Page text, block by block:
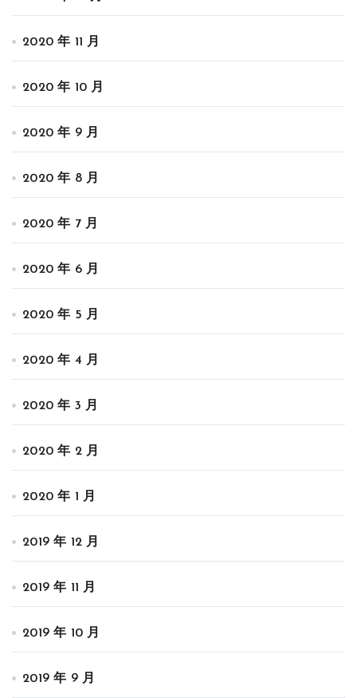
2020 年 11 月
2020 年 10 月
2020 年 9 月
2020 年 8 月
2020 年 7 月
2020 年 6 月
2020 年 5 月
2020 年 4 月
2020 年 3 月
2020 年 2 月
2020 年 1 月
2019 年 12 月
2019 年 11 月
2019 年 10 月
2019 年 9 月